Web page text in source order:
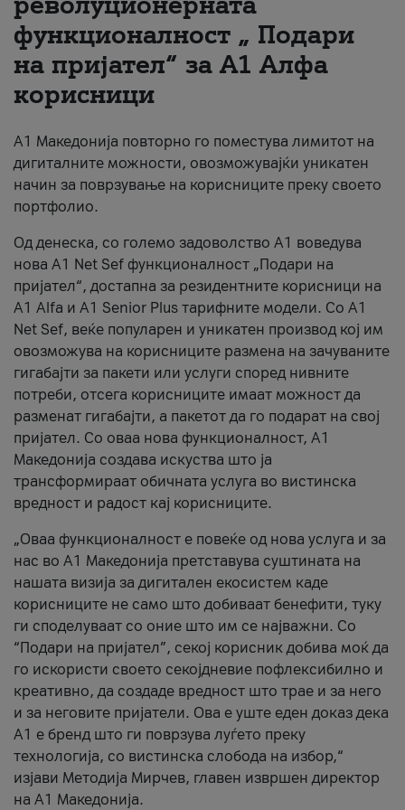
За нас
#ПодобарОнлајн
функционалност „ Подари
на пријател“ за А1 Алфа
корисници
А1 Македонија повторно го поместува лимитот на
дигиталните можности, овозможувајќи уникатен
начин за поврзување на корисниците преку своето
портфолио.
Од денеска, со големо задоволство А1 воведува
нова A1 Net Sef функционалност „Подари на
пријател“, достапна за резидентните корисници на
А1 Alfa и A1 Senior Plus тарифните модели. Со A1
Net Sef, веќе популарен и уникатен производ кој им
овозможува на корисниците размена на зачуваните
гигабајти за пакети или услуги според нивните
потреби, отсега корисниците имаат можност да
разменат гигабајти, а пакетот да го подарат на свој
пријател. Со оваа нова функционалност, А1
Македонија создава искуства што ја
трансформираат обичната услуга во вистинска
вредност и радост кај корисниците.
„Оваа функционалност е повеќе од нова услуга и за
нас во А1 Македонија претставува суштината на
нашата визија за дигитален екосистем каде
корисниците не само што добиваат бенефити, туку
ги споделуваат со оние што им се најважни. Со
“Подари на пријател”, секој корисник добива моќ да
го искористи своето секојдневие пофлексибилно и
креативно, да создаде вредност што трае и за него
и за неговите пријатели. Ова е уште еден доказ дека
А1 е бренд што ги поврзува луѓето преку
технологија, со вистинска слобода на избор,“
изјави Методија Мирчев, главен извршен директор
на А1 Македонија.